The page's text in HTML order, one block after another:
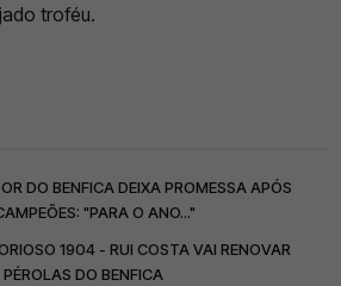
troféu.
DO BENFICA DEIXA PROMESSA APÓS
"PARA O ANO..."
1904 - RUI COSTA VAI RENOVAR
DO BENFICA